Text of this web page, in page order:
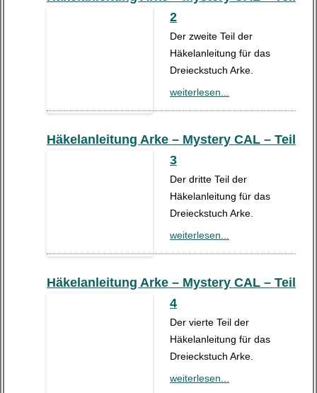
2
Der zweite Teil der
Häkelanleitung für das
Dreieckstuch Arke.
weiterlesen...
Häkelanleitung Arke – Mystery CAL – Teil
3
Der dritte Teil der
Häkelanleitung für das
Dreieckstuch Arke.
weiterlesen...
Häkelanleitung Arke – Mystery CAL – Teil
4
Der vierte Teil der
Häkelanleitung für das
Dreieckstuch Arke.
weiterlesen...